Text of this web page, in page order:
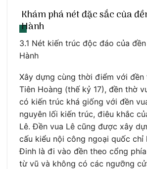
Khám phá nét đặc sắc của
Hành
3.1 Nét kiến trúc độc đáo của
Hành
Xây dựng cùng thời điểm với
Tiên Hoàng (thế kỷ 17), đền thờ
có kiến trúc khá giống với đền
nguyên lối kiến trúc, điêu khắc
Lê. Đền vua Lê cũng được xây
cấu kiểu nội công ngoại quốc chỉ
Đinh là đi vào đền theo cổng
từ vũ và không có các ngưỡng